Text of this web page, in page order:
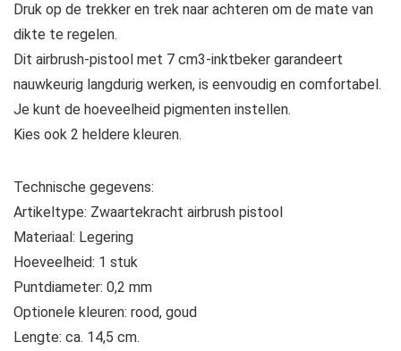
Druk op de trekker en trek naar achteren om de mate van
dikte te regelen.
Dit airbrush-pistool met 7 cm3-inktbeker garandeert
nauwkeurig langdurig werken, is eenvoudig en comfortabel.
Je kunt de hoeveelheid pigmenten instellen.
Kies ook 2 heldere kleuren.
Technische gegevens:
Artikeltype: Zwaartekracht airbrush pistool
Materiaal: Legering
Hoeveelheid: 1 stuk
Puntdiameter: 0,2 mm
Optionele kleuren: rood, goud
Lengte: ca. 14,5 cm.